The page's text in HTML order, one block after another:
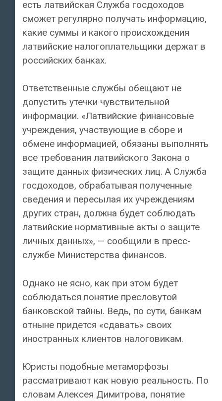
есть латвийская Служба госдоходов
сможет регулярно получать информацию,
какие суммы и какого происхождения
латвийские налогоплательщики держат в
российских банках.
Ответственные службы обещают не
допустить утечки чувствительной
информации. «Латвийские финансовые
учреждения, участвующие в сборе и
обмене информацией, обязаны выполнять
все требования латвийского Закона о
защите данных физических лиц. А Служба
госдоходов, обрабатывая полученные
сведения и пересылая их учреждениям
других стран, должна будет соблюдать
латвийские нормативные акты о защите
личных данных», — сообщили в пресс-
службе Министерства финансов.
Однако не ясно, как при этом будет
соблюдаться понятие пресловутой
банковской тайны. Ведь, по сути, банкам
отныне придется «сдавать» своих
иностранных клиентов налоговикам.
Юристы подобные метаморфозы
рассматривают как новую реальность. По
словам Алексея Димитрова, понятие